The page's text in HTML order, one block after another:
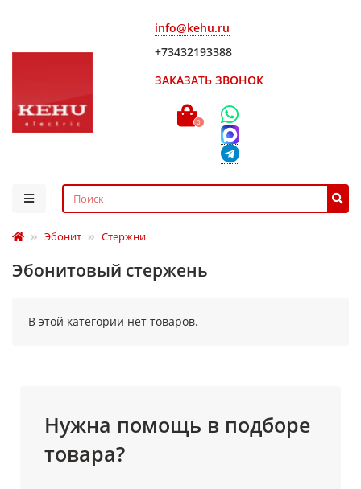
info@kehu.ru
+73432193388
ЗАКАЗАТЬ ЗВОНОК
0
Эбонит Стержни
Эбонитовый стержень
В этой категории нет товаров.
Нужна помощь в подборе
товара?